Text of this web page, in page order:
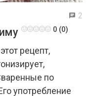
2
0 (0)
рецепт,
по
употребление